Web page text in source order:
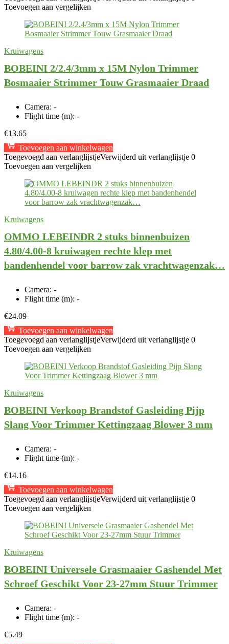
Toevoegen aan vergelijken
Kruiwagens
BOBEINI 2/2.4/3mm x 15M Nylon Trimmer
Bosmaaier Strimmer Touw Grasmaaier Draad
Camera: -
Flight time (m): -
€13.65
Toevoegen aan winkelwagen
Toegevoegd aan verlanglijstjeVerwijderd uit verlanglijstje 0
Toevoegen aan vergelijken
Kruiwagens
OMMO LEBEINDR 2 stuks binnenbuizen
4.80/4.00-8 kruiwagen rechte klep met
bandenhendel voor barrow zak vrachtwagenzak…
Camera: -
Flight time (m): -
€24.09
Toevoegen aan winkelwagen
Toegevoegd aan verlanglijstjeVerwijderd uit verlanglijstje 0
Toevoegen aan vergelijken
Kruiwagens
BOBEINI Verkoop Brandstof Gasleiding Pijp
Slang Voor Trimmer Kettingzaag Blower 3 mm
Camera: -
Flight time (m): -
€14.16
Toevoegen aan winkelwagen
Toegevoegd aan verlanglijstjeVerwijderd uit verlanglijstje 0
Toevoegen aan vergelijken
Kruiwagens
BOBEINI Universele Grasmaaier Gashendel Met
Schroef Geschikt Voor 23-27mm Stuur Trimmer
Camera: -
Flight time (m): -
€5.49